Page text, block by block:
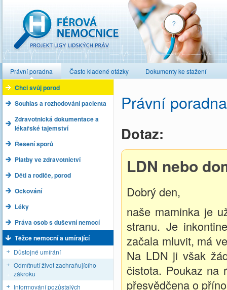
Právní poradna Často kladené otázky Dokumenty ke stažení
Chci svůj porod
Souhlas a rozhodování pacienta
Zdravotnická dokumentace a
lékařské tajemství
Řešení sporů
Platby ve zdravotnictví
Děti a rodiče, porod
Očkování
Léky
Práva osob s duševní nemocí
Těžce nemocní a umírající
Důstojné umírání
Odmítnutí život zachraňujícího
zákroku
Informování pozůstalých
Právní
Dotaz:
LDN nebo
Dobrý den,
naše maminka je
stranu. Je
začala mluvit, má
Na LDN ji však
čistota. Poukaz na
přesvědčena o